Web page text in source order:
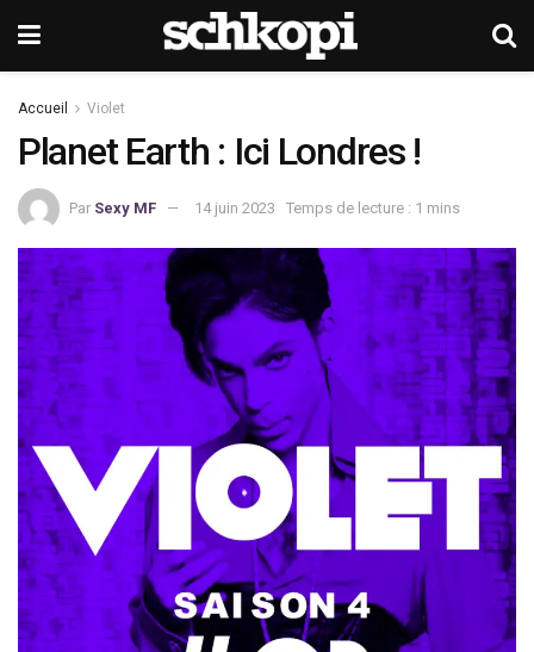
Accueil Violet
Planet Earth : Ici Londres !
Par Sexy MF 14 juin 2023 Temps de lecture : 1 mins